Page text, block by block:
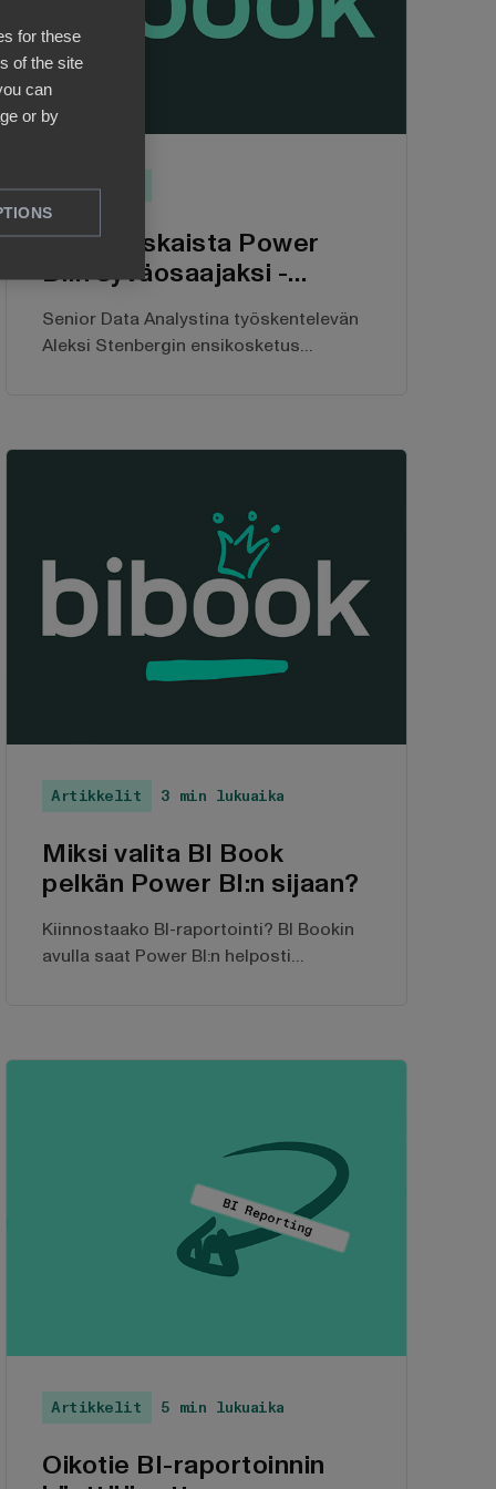
for these
of the site
can
or by
Artikkelit
Kiihdytyskaista Power
BI:n syväosaajaksi -
Senior Data Analystin
kokemuksia
Senior Data Analystina työskentelevän
Aleksi Stenbergin ensikosketus
Greenstepin kehittämän
herätti oitis hänen mielenkiintonsa.
Artikkelit 3 min lukuaika
Miksi valita BI Book
pelkän Power BI:n sijaan?
Kiinnostaako BI-raportointi? BI Bookin
avulla saat Power BI:n helposti
Artikkelit 5 min lukuaika
Oikotie BI-raportoinnin